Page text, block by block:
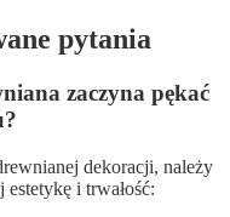
pytania
zaczyna pękać
dekoracji, należy
i trwałość: